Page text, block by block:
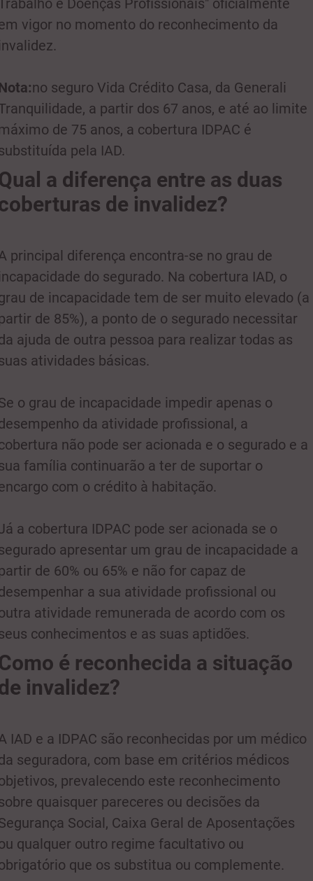
e Doenças Profissionais" oficialmente
vigor no momento do reconhecimento da
no seguro Vida Crédito Casa, da Generali
a partir dos 67 anos, e até ao limite
de 75 anos, a cobertura IDPAC é
pela IAD.
a diferença entre as duas
de invalidez?
principal diferença encontra-se no grau de
do segurado. Na cobertura IAD, o
de incapacidade tem de ser muito elevado (a
de 85%), a ponto de o segurado necessitar
ajuda de outra pessoa para realizar todas as
atividades básicas.
o grau de incapacidade impedir apenas o
da atividade profissional, a
não pode ser acionada e o segurado e a
família continuarão a ter de suportar o
com o crédito à habitação.
a cobertura IDPAC pode ser acionada se o
apresentar um grau de incapacidade a
de 60% ou 65% e não for capaz de
a sua atividade profissional ou
atividade remunerada de acordo com os
conhecimentos e as suas aptidões.
é reconhecida a situação
invalidez?
IAD e a IDPAC são reconhecidas por um médico
seguradora, com base em critérios médicos
prevalecendo este reconhecimento
quaisquer pareceres ou decisões da
Social, Caixa Geral de Aposentações
qualquer outro regime facultativo ou
que os substitua ou complemente.